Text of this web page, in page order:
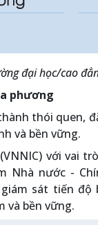
đại học/cao
phương
thói quen,
và bền vững.
với vai
Nhà nước -
sát tiến độ
và bền vững.